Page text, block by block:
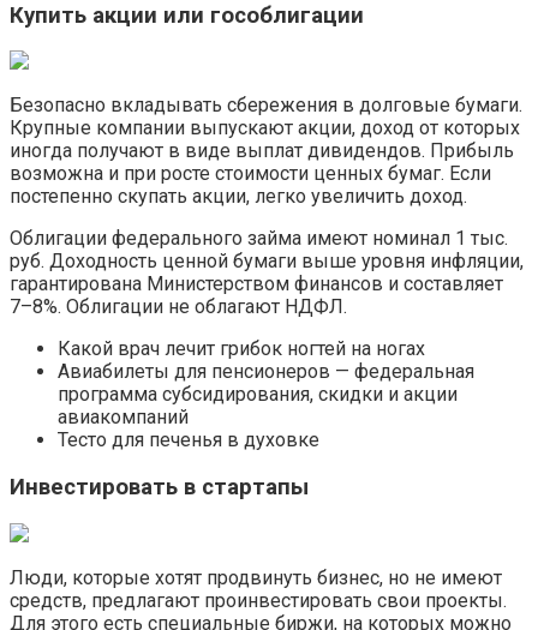
Купить акции или гособлигации
Безопасно вкладывать сбережения в долговые бумаги.
Крупные компании выпускают акции, доход от которых
иногда получают в виде выплат дивидендов. Прибыль
возможна и при росте стоимости ценных бумаг. Если
постепенно скупать акции, легко увеличить доход.
Облигации федерального займа имеют номинал 1 тыс.
руб. Доходность ценной бумаги выше уровня инфляции,
гарантирована Министерством финансов и составляет
7–8%. Облигации не облагают НДФЛ.
Какой врач лечит грибок ногтей на ногах
Авиабилеты для пенсионеров — федеральная
программа субсидирования, скидки и акции
авиакомпаний
Тесто для печенья в духовке
Инвестировать в стартапы
Люди, которые хотят продвинуть бизнес, но не имеют
средств, предлагают проинвестировать свои проекты.
Для этого есть специальные биржи, на которых можно